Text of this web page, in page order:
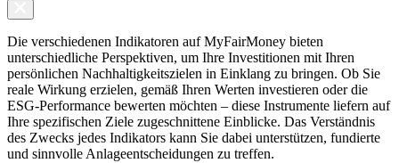
Die verschiedenen Indikatoren auf MyFairMoney bieten
unterschiedliche Perspektiven, um Ihre Investitionen mit Ihren
persönlichen Nachhaltigkeitszielen in Einklang zu bringen. Ob Sie
reale Wirkung erzielen, gemäß Ihren Werten investieren oder die
ESG-Performance bewerten möchten – diese Instrumente liefern auf
Ihre spezifischen Ziele zugeschnittene Einblicke. Das Verständnis
des Zwecks jedes Indikators kann Sie dabei unterstützen, fundierte
und sinnvolle Anlageentscheidungen zu treffen.